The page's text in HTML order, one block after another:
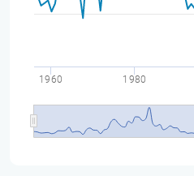
1960 1980